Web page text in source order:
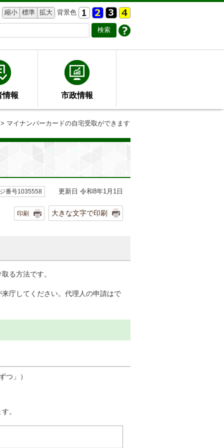
縮小 標準 拡大 背景色
情報 市政情報
マイナンバーカードの自宅受取ができます
番号1035558 更新日 令和8年1月1日
印刷 大きな文字で印刷
る方法です。
庁してください。代理人の申請はで
つ」）
。